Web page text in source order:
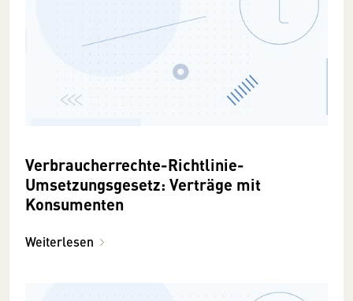
Verbraucherrechte-Richtlinie-
Umsetzungsgesetz: Verträge mit
Konsumenten
Weiterlesen